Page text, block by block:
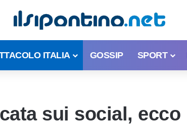
ITALIA GOSSIP SPORT
sui social, ecco